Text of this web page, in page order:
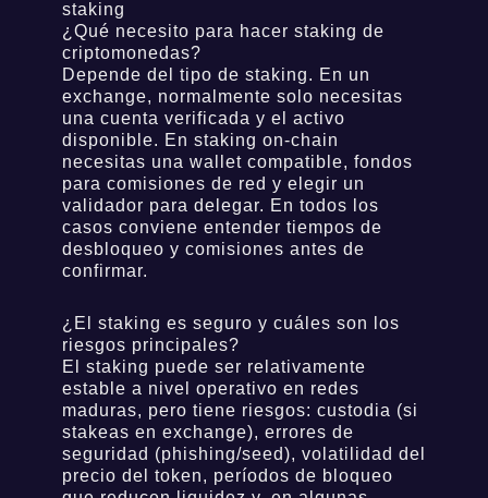
staking
¿Qué necesito para hacer staking de
criptomonedas?
Depende del tipo de staking. En un
exchange, normalmente solo necesitas
una cuenta verificada y el activo
disponible. En staking on-chain
necesitas una wallet compatible, fondos
para comisiones de red y elegir un
validador para delegar. En todos los
casos conviene entender tiempos de
desbloqueo y comisiones antes de
confirmar.
¿El staking es seguro y cuáles son los
riesgos principales?
El staking puede ser relativamente
estable a nivel operativo en redes
maduras, pero tiene riesgos: custodia (si
stakeas en exchange), errores de
seguridad (phishing/seed), volatilidad del
precio del token, períodos de bloqueo